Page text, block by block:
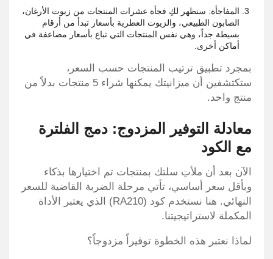
المفاجأة: ستظهر لكِ فجأة عشرات المنتجات من زيوت الأرغان،
الصابون الطبيعي، والزيوت العطرية بأسعار تبدأ من أرقام
بسيطة جداً، وهي نفس المنتجات التي تباع بأسعار مضاعفة في
أماكن أخرى.
بمجرد تطبيق ترتيب المنتجات حسب السعر،
ستكتشفين أن ميزانيتك يمكنها شراء 5 منتجات بدلاً من
منتج واحد.
معادلة التوفير المزدوج: دمج الفلترة
مع الكود
الآن بعد أن ملأتِ سلتك بمنتجات تم اختيارها بذكاء
وبأقل سعر أساسي، تأتي مرحلة الضربة القاضية للسعر
النهائي. هنا نستخدم كود (RA210) الذي يعتبر الأداة
المكملة لاستراتيجيتنا.
لماذا نعتبر هذه الخطوة توفيراً مزدوجاً؟